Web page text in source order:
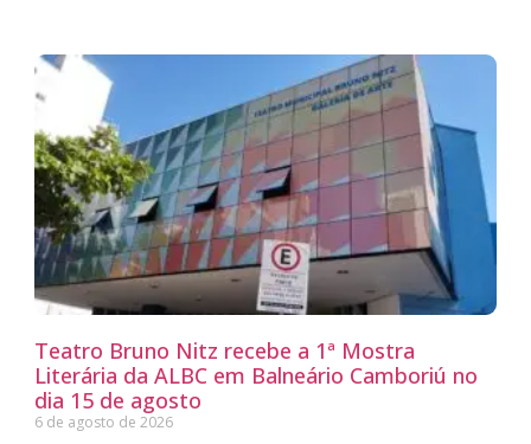
Teatro Bruno Nitz recebe a 1ª Mostra
Literária da ALBC em Balneário Camboriú no
dia 15 de agosto
6 de agosto de 2026